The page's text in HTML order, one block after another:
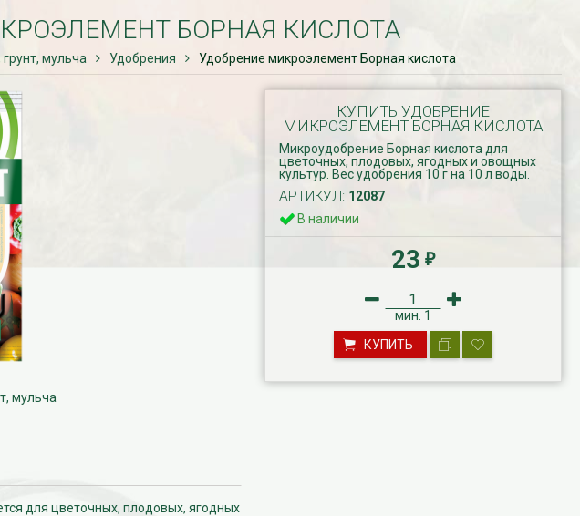
БОРНАЯ КИСЛОТА
мульча Удобрения Удобрение микроэлемент Борная кислота
КУПИТЬ УДОБРЕНИЕ
МИКРОЭЛЕМЕНТ БОРНАЯ КИСЛОТА
Микроудобрение Борная кислота для
цветочных, плодовых, ягодных и овощных
культур. Вес удобрения 10 г на 10 л воды.
АРТИКУЛ: 12087
В наличии
23 ₽
мин. 1
КУПИТЬ
мульча
для цветочных, плодовых, ягодных